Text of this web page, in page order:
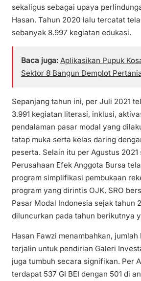
sekaligus sebagai upaya
Hasan. Tahun 2020 lalu tercatat
sebanyak 8.997 kegiatan edukasi.
Baca juga: Aplikasikan Pupuk
Sektor 8 Bangun Demplot
Sepanjang tahun ini, per Juli 2021
3.991 kegiatan literasi, inklusi,
pendalaman pasar modal yang
tatap muka serta kelas daring
peserta. Selain itu per Agustus 2021
Perusahaan Efek Anggota Bursa
program simplifikasi pembukaan
program yang dirintis OJK, SRO
Pasar Modal Indonesia sejak tahun
diluncurkan pada tahun berikutnya
Hasan Fawzi menambahkan,
terjalin untuk pendirian Galeri
juga tumbuh secara signifikan. Per
terdapat 537 GI BEI dengan 501 di